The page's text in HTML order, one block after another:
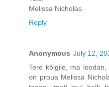
Melissa Nicholas.
Reply
Anonymous July 12,
Tere kõigile, ma
on proua Melissa